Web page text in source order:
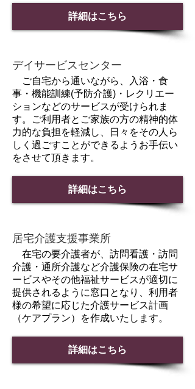
詳細はこちら
デイサービスセンター
ご自宅から通いながら、入浴・食
事・機能訓練(予防介護)・レクリエー
ションなどのサービスが受けられま
す。ご利用者とご家族の方の精神的体
力的な負担を軽減し、日々をその人ら
しく過ごすことができるようお手伝い
をさせて頂きます。
詳細はこちら
居宅介護支援事業所
在宅の要介護者が、訪問看護・訪問
介護・通所介護など介護保険の在宅サ
ービスやその他福祉サービスが適切に
提供されるように窓口となり、利用者
様の希望に応じた介護サービス計画
（ケアプラン）を作成いたします。
詳細はこちら